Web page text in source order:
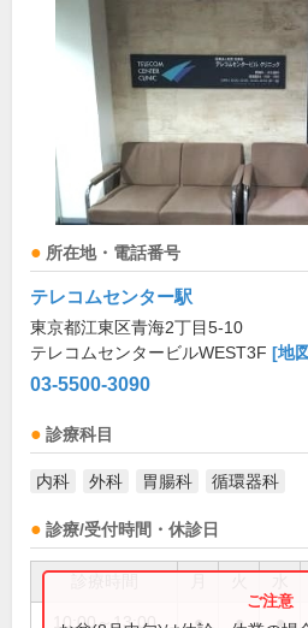
所在地・電話番号
テレコムセンター駅
東京都江東区青海2丁目5-10
テレコムセンタービルWEST3F [地
03-5500-3090
診療科目
内科 外科 胃腸科 循環器科
診療/受付時間・休診日
10:00～13:00 ● ● ●